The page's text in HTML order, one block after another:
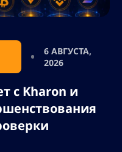
6 АВГУСТА,
2026
с Kharon и